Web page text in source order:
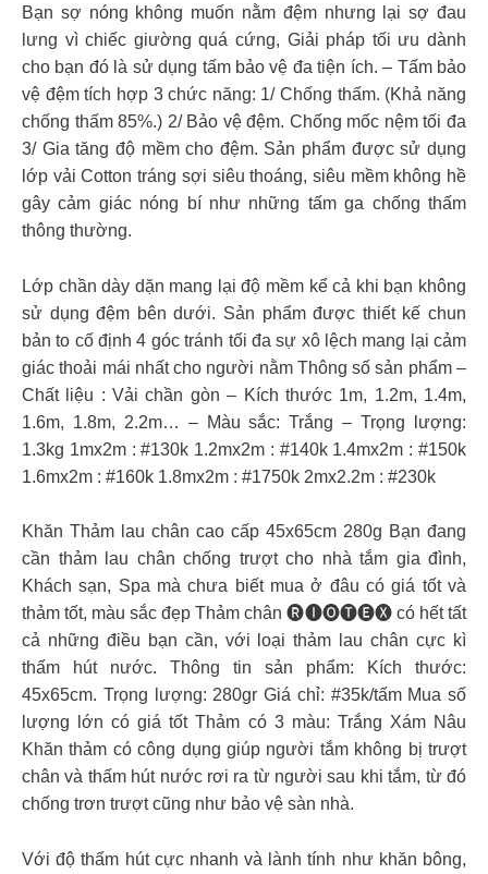
Bạn sợ nóng không muốn nằm đệm nhưng lại sợ đau
lưng vì chiếc giường quá cứng, Giải pháp tối ưu dành
cho bạn đó là sử dụng tấm bảo vệ đa tiện ích. – Tấm bảo
vệ đệm tích hợp 3 chức năng: 1/ Chống thấm. (Khả năng
chống thấm 85%.) 2/ Bảo vệ đệm. Chống mốc nệm tối đa
3/ Gia tăng độ mềm cho đệm. Sản phẩm được sử dụng
lớp vải Cotton tráng sợi siêu thoáng, siêu mềm không hề
gây cảm giác nóng bí như những tấm ga chống thấm
thông thường.
Lớp chần dày dặn mang lại độ mềm kể cả khi bạn không
sử dụng đệm bên dưới. Sản phẩm được thiết kế chun
bản to cố định 4 góc tránh tối đa sự xô lệch mang lại cảm
giác thoải mái nhất cho người nằm Thông số sản phẩm –
Chất liệu : Vải chần gòn – Kích thước 1m, 1.2m, 1.4m,
1.6m, 1.8m, 2.2m… – Màu sắc: Trắng – Trọng lượng:
1.3kg 1mx2m : #130k 1.2mx2m : #140k 1.4mx2m : #150k
1.6mx2m : #160k 1.8mx2m : #1750k 2mx2.2m : #230k
Khăn Thảm lau chân cao cấp 45x65cm 280g Bạn đang
cần thảm lau chân chống trượt cho nhà tắm gia đình,
Khách sạn, Spa mà chưa biết mua ở đâu có giá tốt và
thảm tốt, màu sắc đẹp Thảm chân 🅡🅘🅞🅣🅔🅧 có hết tất
cả những điều bạn cần, với loại thảm lau chân cực kì
thấm hút nước. Thông tin sản phẩm: Kích thước:
45x65cm. Trọng lượng: 280gr Giá chỉ: #35k/tấm Mua số
lượng lớn có giá tốt Thảm có 3 màu: Trắng Xám Nâu
Khăn thảm có công dụng giúp người tắm không bị trượt
chân và thấm hút nước rơi ra từ người sau khi tắm, từ đó
chống trơn trượt cũng như bảo vệ sàn nhà.
Với độ thấm hút cực nhanh và lành tính như khăn bông,